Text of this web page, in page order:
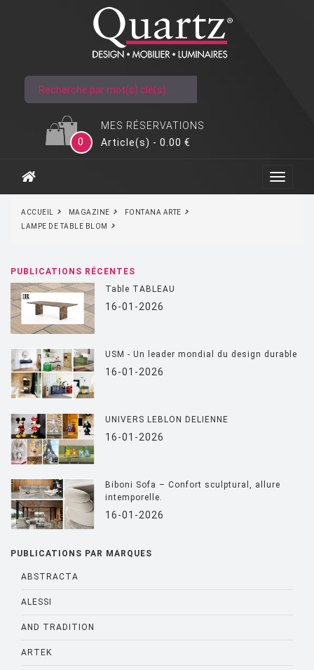
MES RÉSERVATIONS
0
Article(s) - 0.00 €
ACCUEIL MAGAZINE
FONTANA ARTE
LAMPE DE TABLE BLOM
PUBLICATIONS RÉCENTES
Table TABLEAU
16-01-2026
USM - Un leader mondial du design durable
16-01-2026
UNIVERS LEBLON DELIENNE
16-01-2026
Biboni Sofa – Confort sculptural, allure
intemporelle.
16-01-2026
PUBLICATIONS PAR MARQUES
ABSTRACTA
ALESSI
AND TRADITION
ARTEK